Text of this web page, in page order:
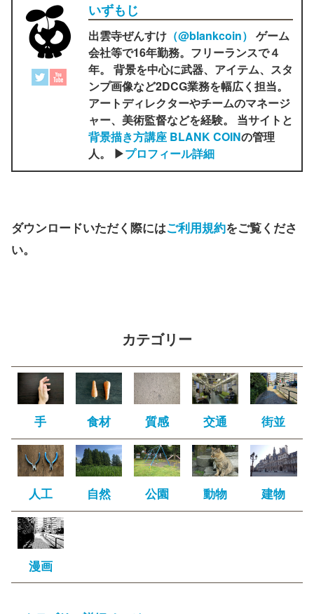
いずもじ
出雲寺ぜんすけ （‎@blankcoin） ゲーム
会社等で16年勤務。フリーランスで４
年。 背景を中心に武器、アイテム、スタ
ンプ画像など2DCG業務を幅広く担当。
アートディレクターやチームのマネージ
ャー、美術監督などを経験。 当サイトと
背景描き方講座 BLANK COINの管理
人。 ▶プロフィール詳細
ダウンロードいただく際にはご利用規約をご覧くださ
い。
カテゴリー
手 食材 質感 交通 街並
人工 自然 公園 動物 建物
漫画